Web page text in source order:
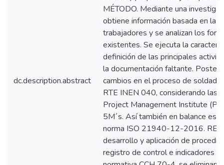
dc.description.abstract
MÉTODO. Mediante una
obtiene información basada en la
trabajadores y se analizan los
existentes. Se ejecuta la
definición de las principales
la documentación faltante.
cambios en el proceso de
RTE INEN 040, considerando las
Project Management Institute
5M´s. Así también en balance
norma ISO 21940-12-2016.
desarrollo y aplicación de
registro de control e indicadores